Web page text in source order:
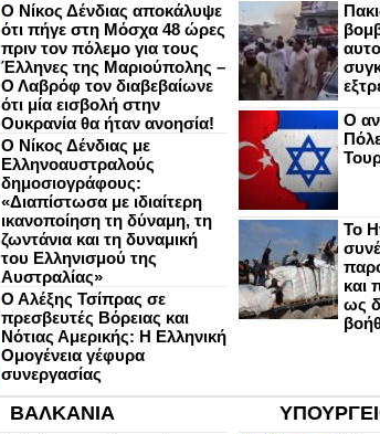
Ο Νίκος Δένδιας αποκάλυψε
ότι πήγε στη Μόσχα 48 ώρες
πριν τον πόλεμο για τους
Έλληνες της Μαριούπολης –
Ο Λαβρόφ τον διαβεβαίωνε
ότι μία εισβολή στην
Ουκρανία θα ήταν ανοησία!
Ο Νίκος Δένδιας με
Ελληνοαυστραλούς
δημοσιογράφους:
«Διαπίστωσα με ιδιαίτερη
ικανοποίηση τη δύναμη, τη
ζωντάνια και τη δυναμική
του Ελληνισμού της
Αυστραλίας»
Ο Αλέξης Τσίπρας σε
πρεσβευτές Βόρειας και
Νότιας Αμερικής: Η Ελληνική
Ομογένεια γέφυρα
συνεργασίας
Ο
Το
και
ως
ΒΑΛΚΑΝΙΑ